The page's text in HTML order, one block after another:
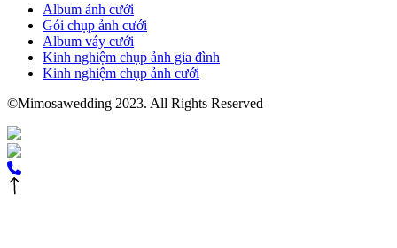
Album ảnh cưới
Gói chụp ảnh cưới
Album váy cưới
Kinh nghiệm chụp ảnh gia đình
Kinh nghiệm chụp ảnh cưới
©Mimosawedding 2023. All Rights Reserved